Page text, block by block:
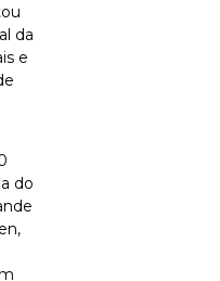
da
e
do